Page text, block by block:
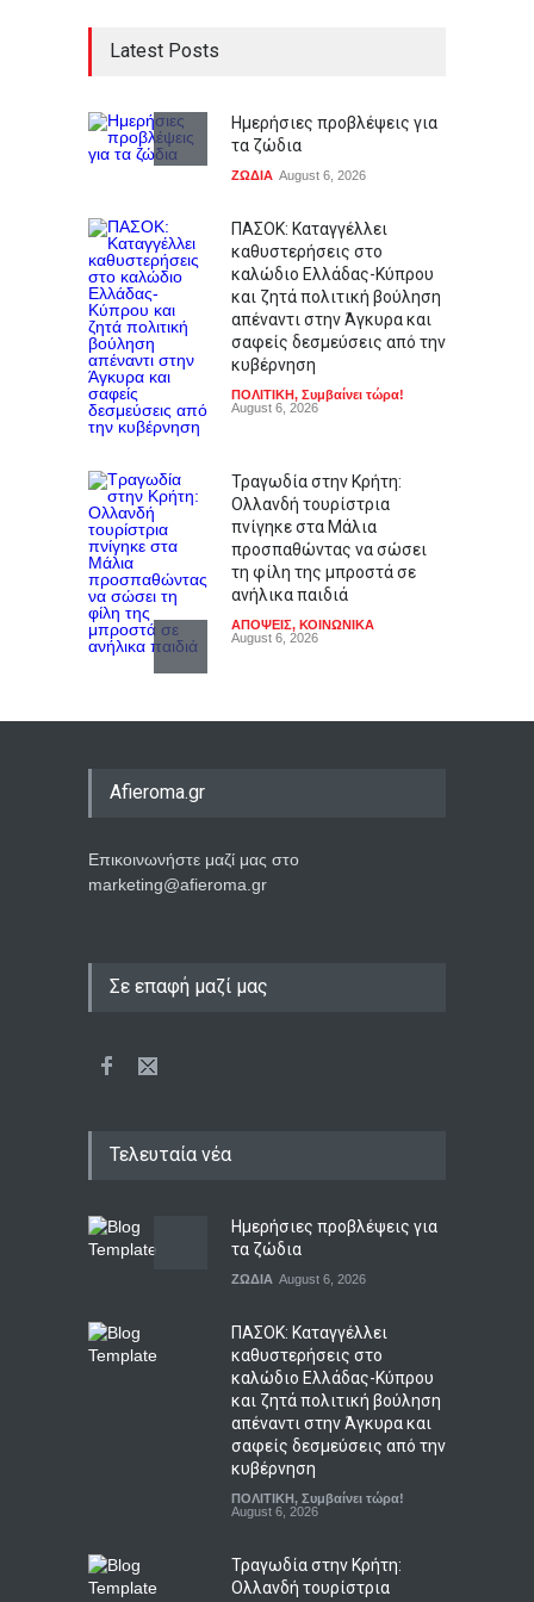
Latest Posts
Ημερήσιες προβλέψεις για
τα ζώδια
ΖΩΔΙΑ August 6, 2026
ΠΑΣΟΚ: Καταγγέλλει
καθυστερήσεις στο
καλώδιο Ελλάδας-Κύπρου
και ζητά πολιτική βούληση
απέναντι στην Άγκυρα και
σαφείς δεσμεύσεις από την
κυβέρνηση
ΠΟΛΙΤΙΚΗ, Συμβαίνει τώρα!
August 6, 2026
Τραγωδία στην Κρήτη:
Ολλανδή τουρίστρια
πνίγηκε στα Μάλια
προσπαθώντας να σώσει
τη φίλη της μπροστά σε
ανήλικα παιδιά
ΑΠΟΨΕΙΣ, ΚΟΙΝΩΝΙΚΑ
August 6, 2026
τράπεζες: Γιατί δεν
Ποιος σκότωσε τη Μέριλιν
LIFESTYLE
August 6, 2026
Afieroma.gr
Επικοινωνήστε μαζί μας στο
marketing@afieroma.gr
Σε επαφή μαζί μας
Τελευταία νέα
Ημερήσιες προβλέψεις για
τα ζώδια
ΖΩΔΙΑ August 6, 2026
ΠΑΣΟΚ: Καταγγέλλει
καθυστερήσεις στο
καλώδιο Ελλάδας-Κύπρου
και ζητά πολιτική βούληση
απέναντι στην Άγκυρα και
σαφείς δεσμεύσεις από την
κυβέρνηση
ΠΟΛΙΤΙΚΗ, Συμβαίνει τώρα!
August 6, 2026
Τραγωδία στην Κρήτη:
Ολλανδή τουρίστρια